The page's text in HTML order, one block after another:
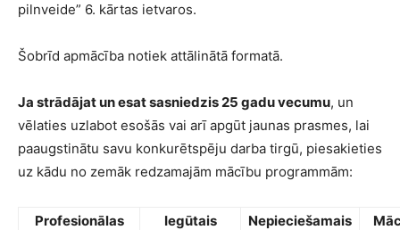
pilnveide” 6. kārtas ietvaros.
Šobrīd apmācība notiek attālinātā formatā.
Ja strādājat un esat sasniedzis 25 gadu vecumu, un
vēlaties uzlabot esošās vai arī apgūt jaunas prasmes, lai
paaugstinātu savu konkurētspēju darba tirgū, piesakieties
uz kādu no zemāk redzamajām mācību programmām:
Profesionālas
Iegūtais
Nepieciešamais